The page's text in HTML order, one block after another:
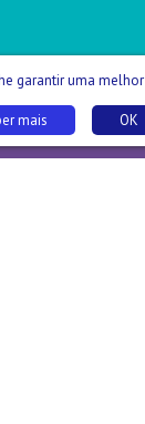
E006 - Sara Rodi
garantir uma melhor
OK
mais